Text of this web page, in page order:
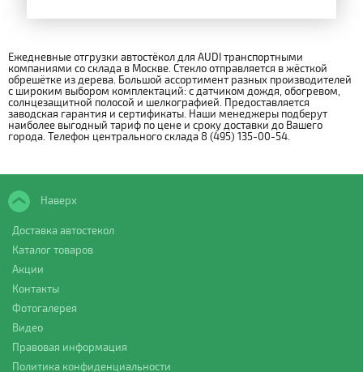
Ежедневные отгрузки автостёкол для AUDI транспортными
компаниями со склада в Москве. Стекло отправляется в жёсткой
обрешётке из дерева. Большой ассортимент разных производителей
с широким выбором комплектаций: с датчиком дождя, обогревом,
солнцезащитной полосой и шелкографией. Предоставляется
заводская гарантия и сертификаты. Наши менеджеры подберут
наиболее выгодный тариф по цене и сроку доставки до Вашего
города. Телефон центрального склада 8 (495) 135-00-54.
Наверх
Доставка автостекол
Каталог товаров
Акции
Контакты
Фотогалерея
Видео
Правовая информация
Политика конфиденциальности